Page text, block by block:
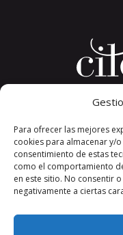
Para ofrecer las mejores
cookies para almacenar y/
consentimiento de estas
como el comportamiento
en este sitio. No consentir
negativamente a ciertas
26326 San
La Rioja.
Teléfono: